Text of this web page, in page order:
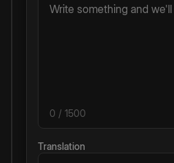
0 / 1500
Translation